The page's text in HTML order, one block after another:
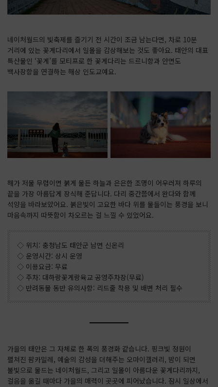
네이처월드의 빛축제를 즐기기 전 시간이 조금 남는다면, 차로 10분
거리에 있는 꽃게다리에서 일몰을 감상해보는 것도 좋아요. 태안의 대표
특산물인 ‘꽃게’를 모티프로 한 꽃게다리는 드르니항과 안면도
백사장항을 연결하는 해상 인도교예요.
해가 저물 무렵이면 붉게 물든 하늘과 은은한 조명이 어우러져 하루의
끝을 가장 아름답게 장식해 준답니다. 다리 중간쯤에서 완다와 함께
석양을 바라보았어요. 붉은빛이 고요한 바다 위를 물들이는 풍경을 보니
마음속까지 따뜻함이 차오르는 걸 느낄 수 있었어요.
◇ 위치: 충청남도 태안군 남면 신온리
◇ 운영시간: 상시 운영
◇ 이용요금: 무료
◇ 주차: 대하랑꽃게랑육교 공영주차장(무료)
◇ 반려동물 동반 유의사항: 리드줄 착용 및 배변 처리 필수
가을의 태안은 그 자체로 한 폭의 풍경화 같습니다. 핑크빛 정원이
펼쳐진 팜카밀레, 예술의 감성을 더해주는 오마이갤러리, 밤이 되면
불빛으로 물드는 네이처월드, 그리고 일몰이 아름다운 꽃게다리까지,
걸음을 옮길 때마다 가을의 매력이 곳곳에 피어났습니다. 잠시 일상에서